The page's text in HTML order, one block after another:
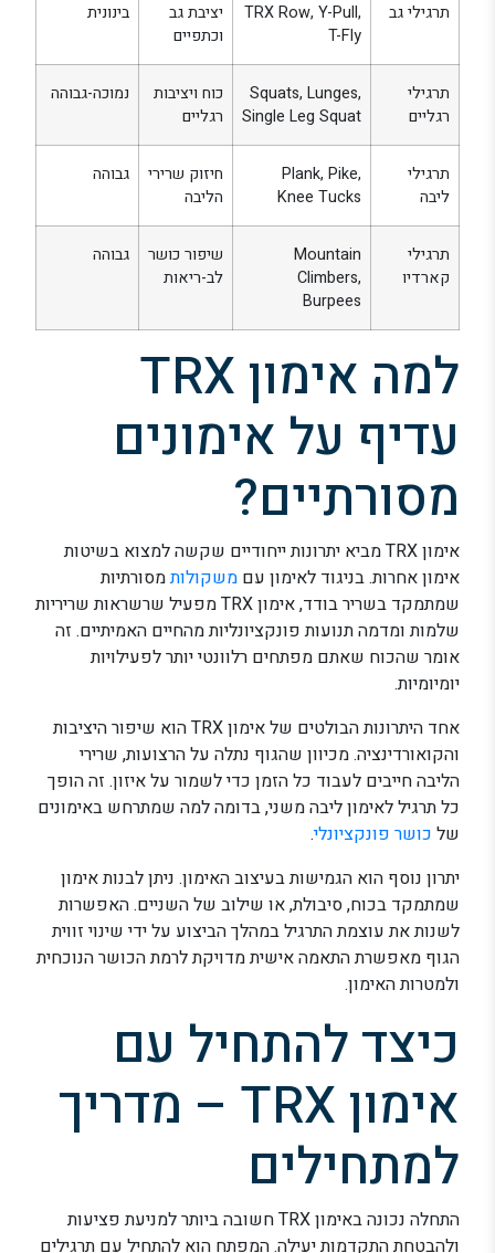
תרגילי גב
TRX Row, Y-Pull,
T-Fly
יציבת גב
וכתפיים
בינונית
תרגילי
רגליים
Squats, Lunges,
Single Leg Squat
כוח ויציבות
רגליים
נמוכה-גבוהה
תרגילי
ליבה
Plank, Pike,
Knee Tucks
חיזוק שרירי
הליבה
גבוהה
תרגילי
קארדיו
Mountain
Climbers,
Burpees
שיפור כושר
לב-ריאות
גבוהה
למה אימון TRX
עדיף על אימונים
מסורתיים?
אימון TRX מביא יתרונות ייחודיים שקשה למצוא בשיטות
אימון אחרות. בניגוד לאימון עם משקולותמסורתיות
שמתמקד בשריר בודד, אימון TRX מפעיל שרשראות שריריות
שלמות ומדמה תנועות פונקציונליות מהחיים האמיתיים. זה
אומר שהכוח שאתם מפתחים רלוונטי יותר לפעילויות
יומיומיות.
אחד היתרונות הבולטים של אימון TRX הוא שיפור היציבות
והקואורדינציה. מכיוון שהגוף נתלה על הרצועות, שרירי
הליבה חייבים לעבוד כל הזמן כדי לשמור על איזון. זה הופך
כל תרגיל לאימון ליבה משני, בדומה למה שמתרחש באימונים
של כושר פונקציונלי.
יתרון נוסף הוא הגמישות בעיצוב האימון. ניתן לבנות אימון
שמתמקד בכוח, סיבולת, או שילוב של השניים. האפשרות
לשנות את עוצמת התרגיל במהלך הביצוע על ידי שינוי זווית
הגוף מאפשרת התאמה אישית מדויקת לרמת הכושר הנוכחית
ולמטרות האימון.
כיצד להתחיל עם
אימון TRX – מדריך
למתחילים
התחלה נכונה באימון TRX חשובה ביותר למניעת פציעות
ולהבטחת התקדמות יעילה. המפתח הוא להתחיל עם תרגילים